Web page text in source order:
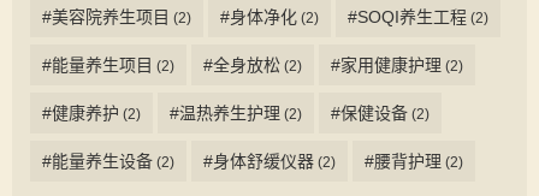
#美容院养生项目 (2) #身体净化 (2) #SOQI养生工程 (2)
#能量养生项目 (2) #全身放松 (2) #家用健康护理 (2)
#健康养护 (2) #温热养生护理 (2) #保健设备 (2)
#能量养生设备 (2) #身体舒缓仪器 (2) #腰背护理 (2)